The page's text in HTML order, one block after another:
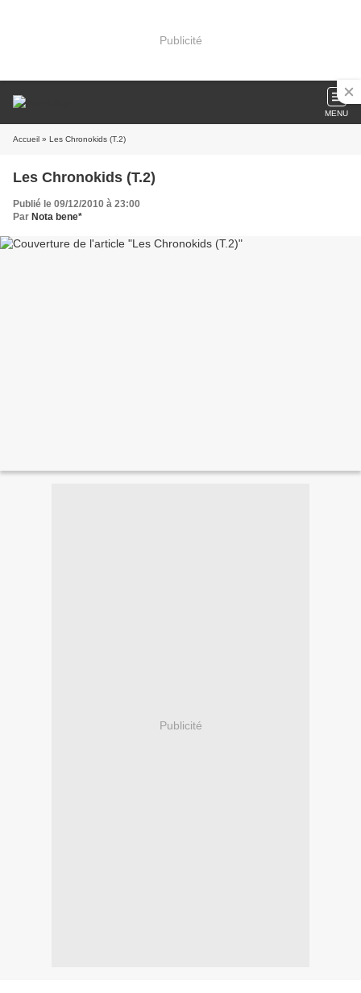
Publicité
MENU
Accueil » Les Chronokids (T.2)
Les Chronokids (T.2)
Publié le 09/12/2010 à 23:00
Par Nota bene*
Publicité